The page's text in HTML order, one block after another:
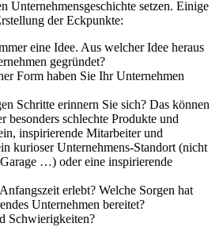
Unternehmensgeschichte setzen. Einige
der Eckpunkte:
eine Idee. Aus welcher Idee heraus
gegründet?
Form haben Sie Ihr Unternehmen
Schritte erinnern Sie sich? Das können
besonders schlechte Produkte und
inspirierende Mitarbeiter und
kurioser Unternehmens-Standort (nicht
…) oder eine inspirierende
erlebt? Welche Sorgen hat
Unternehmen bereitet?
Schwierigkeiten?